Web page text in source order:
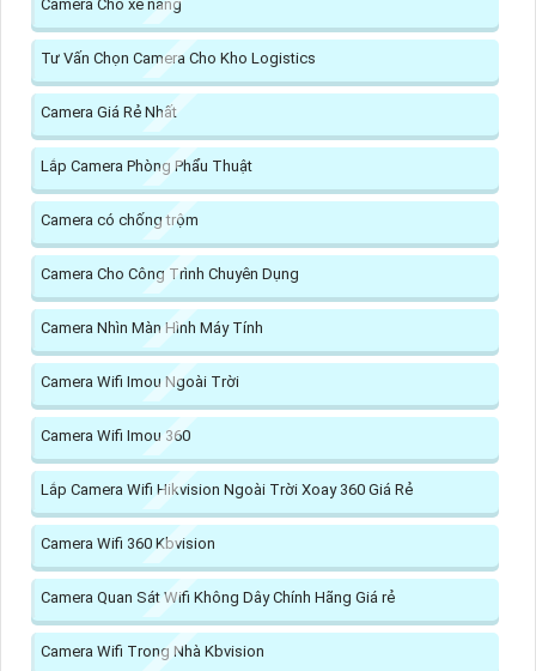
Camera Cho xe nâng
Tư Vấn Chọn Camera Cho Kho Logistics
Camera Giá Rẻ Nhất
Lắp Camera Phòng Phẩu Thuật
Camera có chống trộm
Camera Cho Công Trình Chuyên Dụng
Camera Nhìn Màn Hình Máy Tính
Camera Wifi Imou Ngoài Trời
Camera Wifi Imou 360
Lắp Camera Wifi Hikvision Ngoài Trời Xoay 360 Giá Rẻ
Camera Wifi 360 Kbvision
Camera Quan Sát Wifi Không Dây Chính Hãng Giá rẻ
Camera Wifi Trong Nhà Kbvision